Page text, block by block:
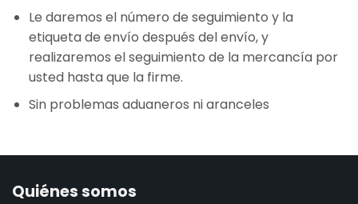
Le daremos el número de seguimiento y la
etiqueta de envío después del envío, y
realizaremos el seguimiento de la mercancía por
usted hasta que la firme.
Sin problemas aduaneros ni aranceles
Quiénes somos